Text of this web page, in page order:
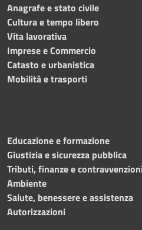
Anagrafe e stato civile
Cultura e tempo libero
Vita lavorativa
Imprese e Commercio
Catasto e urbanistica
Mobilità e trasporti
Educazione e formazione
Giustizia e sicurezza pubblica
Tributi, finanze e contravvenzioni
Ambiente
Salute, benessere e assistenza
Autorizzazioni